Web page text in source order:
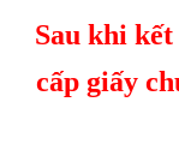
Sau khi
cấp giấy